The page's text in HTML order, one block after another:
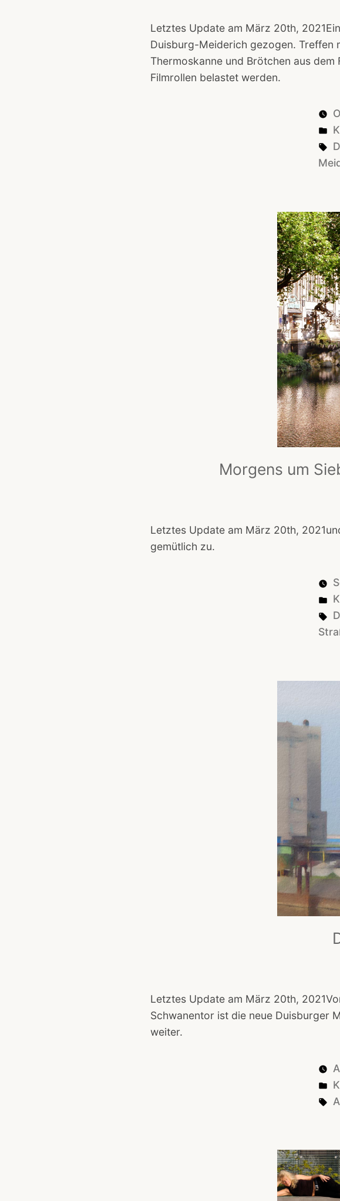
Letztes Update am März 20th,
Duisburg-Meiderich gezogen. Treffen
Thermoskanne und Brötchen aus
Filmrollen belastet werden.
in
Morgens um
Letztes Update am März 20th,
gemütlich zu.
in
Letztes Update am März 20th,
Schwanentor ist die neue Duisburger
weiter.